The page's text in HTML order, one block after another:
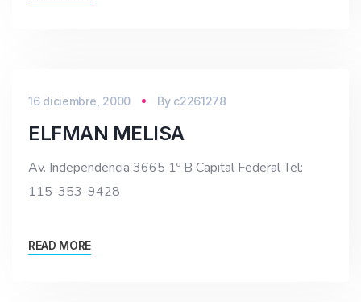
16 diciembre, 2000 By c2261278
ELFMAN MELISA
Av. Independencia 3665 1º B Capital Federal Tel:
115-353-9428
READ MORE